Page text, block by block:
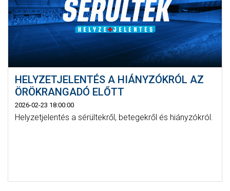
SZURKOLÓI ÉLMÉNYEK
AKKREDITÁCIÓ
HELYZETJELENTÉS A HIÁNYZÓKRÓL AZ
ÖRÖKRANGADÓ ELŐTT
2026-02-23 18:00:00
Helyzetjelentés a sérültekről, betegekről és hiányzókról.